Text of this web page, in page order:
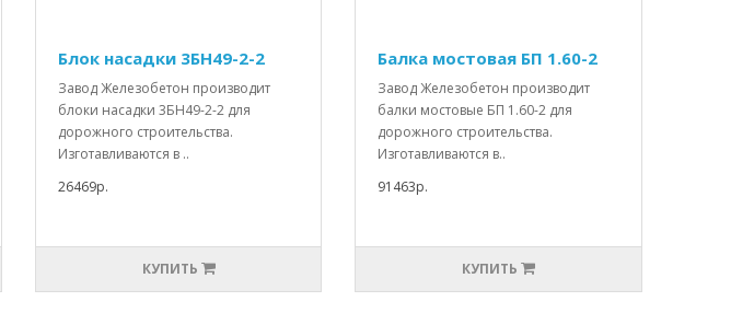
Блок насадки 3БН49-2-2
Завод Железобетон производит
блоки насадки 3БН49-2-2 для
дорожного строительства.
Изготавливаются в ..
26469р.
КУПИТЬ
Балка мостовая БП 1.60-2
Завод Железобетон производит
балки мостовые БП 1.60-2 для
дорожного строительства.
Изготавливаются в..
91463р.
КУПИТЬ